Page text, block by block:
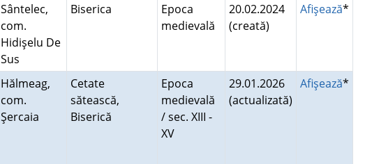
Sântelec,
com.
Hidişelu De
Sus
Biserica
Epoca
medievală
20.02.2024
(creată)
Afişează*
Hălmeag,
com.
Şercaia
Cetate
sătească,
Biserică
Epoca
medievală
/ sec. XIII -
XV
29.01.2026
(actualizată)
Afişează*